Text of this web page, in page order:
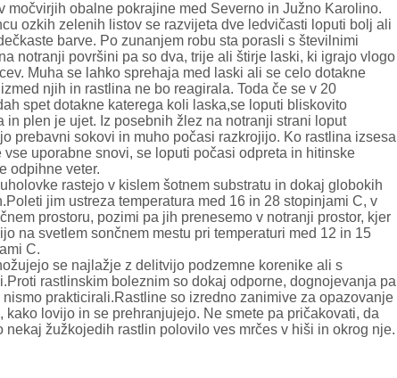
močvirjih obalne pokrajine med Severno in Južno Karolino.
ozkih zelenih listov se razvijeta dve ledvičasti loputi bolj ali
barve. Po zunanjem robu sta porasli s številnimi
notranji površini pa so dva, trije ali štirje laski, ki igrajo vlogo
Muha se lahko sprehaja med laski ali se celo dotakne
njih in rastlina ne bo reagirala. Toda če se v 20
spet dotakne katerega koli laska,se loputi bliskovito
in plen je ujet. Iz posebnih žlez na notranji strani loput
prebavni sokovi in muho počasi razkrojijo. Ko rastlina izsesa
vse uporabne snovi, se loputi počasi odpreta in hitinske
odpihne veter.
rastejo v kislem šotnem substratu in dokaj globokih
jim ustreza temperatura med 16 in 28 stopinjami C, v
prostoru, pozimi pa jih prenesemo v notranji prostor, kjer
na svetlem sončnem mestu pri temperaturi med 12 in 15
C.
se najlažje z delitvijo podzemne korenike ali s
rastlinskim boleznim so dokaj odporne, dognojevanja pa
nismo prakticirali.Rastline so izredno zanimive za opazovanje
kako lovijo in se prehranjujejo. Ne smete pa pričakovati, da
nekaj žužkojedih rastlin polovilo ves mrčes v hiši in okrog nje.